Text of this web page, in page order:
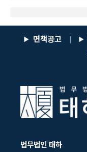
면책공고 |
법무법인 태하